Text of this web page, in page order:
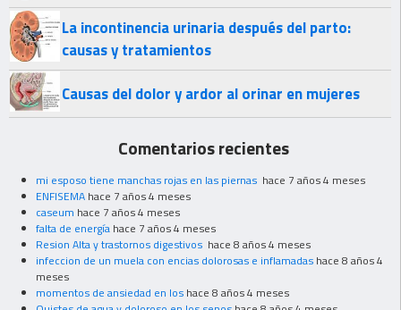
La incontinencia urinaria después del parto:
causas y tratamientos
Causas del dolor y ardor al orinar en mujeres
Comentarios recientes
mi esposo tiene manchas rojas en las piernas hace 7 años 4 meses
ENFISEMA hace 7 años 4 meses
caseum hace 7 años 4 meses
falta de energía hace 7 años 4 meses
Resion Alta y trastornos digestivos hace 8 años 4 meses
infeccion de un muela con encias dolorosas e inflamadas hace 8 años 4
meses
momentos de ansiedad en los hace 8 años 4 meses